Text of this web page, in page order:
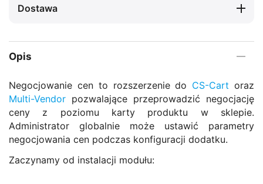
Dostawa
Opis
Negocjowanie cen to rozszerzenie do CS-Cart oraz
Multi-Vendor pozwalające przeprowadzić negocjację
ceny z poziomu karty produktu w sklepie.
Administrator globalnie może ustawić parametry
negocjowania cen podczas konfiguracji dodatku.
Zaczynamy od instalacji modułu: